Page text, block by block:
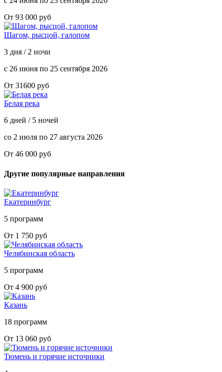
От 93 000 руб
Шагом, рысцой, галопом
3 дня / 2 ночи
с 26 июня по 25 сентября 2026
От 31600 руб
Белая река
6 дней / 5 ночей
со 2 июля по 27 августа 2026
От 46 000 руб
Другие популярные направления
Екатеринбург
5 программ
От 1 750 руб
Челябинская область
5 программ
От 4 900 руб
Казань
18 программ
От 13 060 руб
Тюмень и горячие источники